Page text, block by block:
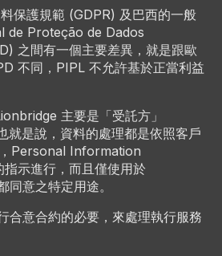
保護規範 (GDPR) 及巴西的一般
de Proteção de Dados
之間有一個主要差異，就是跟歐
不同，PIPL 不允許基於正當利益
主要是「受託方」
是說，資料的處理都是依照客戶
Personal Information
示進行，而且僅使用於
意之特定用途。
合意合約的必要，來處理執行服務